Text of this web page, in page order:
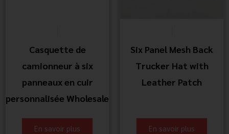
Casquette de
camionneur à six
panneaux en cuir
personnalisée Wholesale
En savoir plus
Six Panel Mesh Back
Trucker Hat with
Leather Patch
En savoir plus